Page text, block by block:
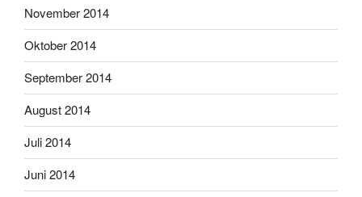
November 2014
Oktober 2014
September 2014
August 2014
Juli 2014
Juni 2014